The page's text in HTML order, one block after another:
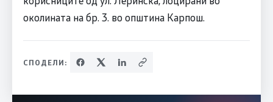
околината на бр. 3. во општина Карпош.
СПОДЕЛИ: